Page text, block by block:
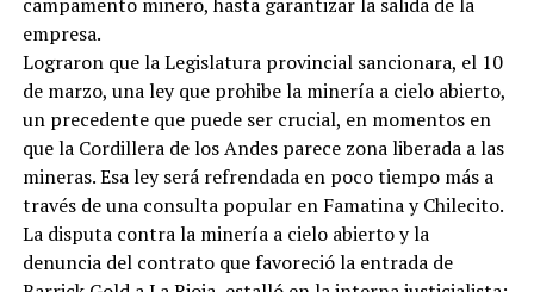
empresa.
Lograron que la Legislatura provincial sancionara, el 10
de marzo, una ley que prohibe la minería a cielo abierto,
un precedente que puede ser crucial, en momentos en
que la Cordillera de los Andes parece zona liberada a las
mineras. Esa ley será refrendada en poco tiempo más a
través de una consulta popular en Famatina y Chilecito.
La disputa contra la minería a cielo abierto y la
denuncia del contrato que favoreció la entrada de